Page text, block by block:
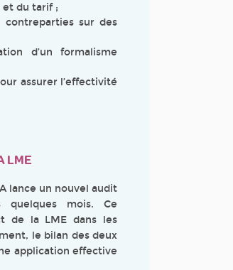
et du tarif ;
sur des
d’un formalisme
assurer l’effectivité
LME
lance un nouvel audit
quelques mois. Ce
de la LME dans les
le bilan des deux
application effective